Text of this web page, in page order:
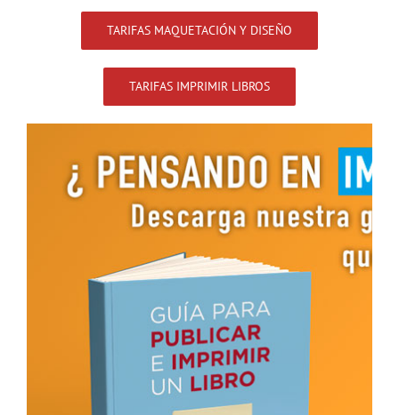
TARIFAS MAQUETACIÓN Y DISEÑO
TARIFAS IMPRIMIR LIBROS